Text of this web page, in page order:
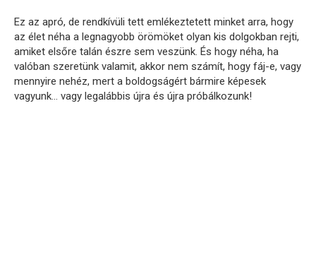
Ez az apró, de rendkívüli tett emlékeztetett minket arra, hogy
az élet néha a legnagyobb örömöket olyan kis dolgokban rejti,
amiket elsőre talán észre sem veszünk. És hogy néha, ha
valóban szeretünk valamit, akkor nem számít, hogy fáj-e, vagy
mennyire nehéz, mert a boldogságért bármire képesek
vagyunk… vagy legalábbis újra és újra próbálkozunk!